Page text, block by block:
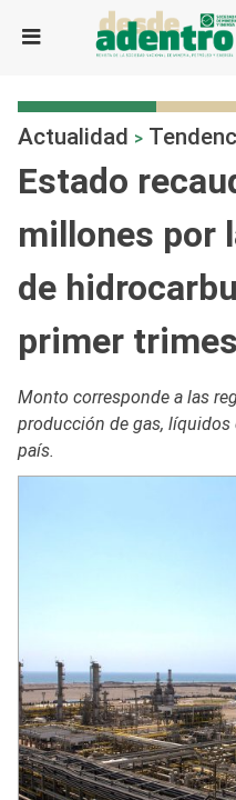
Actualidad >
Estado
millones por
de
primer
Monto corresponde a las
producción de gas, líquidos
país.